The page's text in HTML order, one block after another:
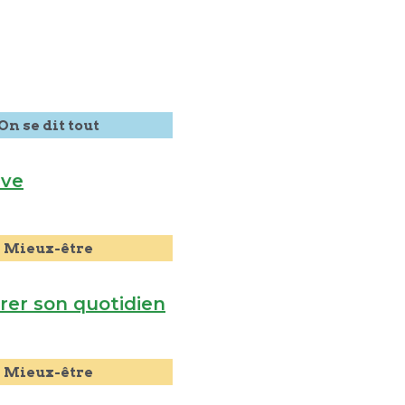
se dit tout
Mieux-être
son quotidien
Mieux-être